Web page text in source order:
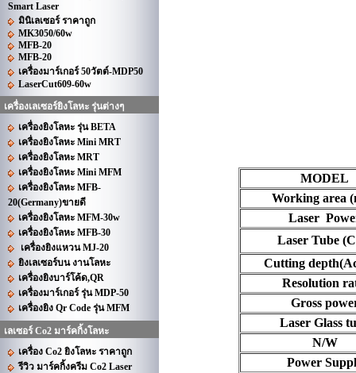
Smart Laser
มินิเลเซอร์ ราคาถูก
MK3050/60w
MFB-20
MFB-20
เครื่องมาร์เกอร์ 50วัตต์-MDP50
LaserCut609-60w
เครื่องเลเซอร์ยิงโลหะ รุ่นต่างๆ
เครื่องยิงโลหะ รุ่น BETA
เครื่องยิงโลหะ Mini MRT
เครื่องยิงโลหะ MRT
เครื่องยิงโลหะ Mini MFM
เครื่องยิงโลหะ MFB-
20(Germany)ขายดี
เครื่องยิงโลหะ MFM-30w
เครื่องยิงโลหะ MFB-30
เครื่องยิงแหวน MJ-20
ยิงเลเซอร์บน งานโลหะ
เครื่องยิงบาร์โค้ด,QR
เครื่องมาร์เกอร์ รุ่น MDP-50
เครื่องยิง Qr Code รุ่น MFM
เลเซอร์ Co2 มาร์คกิ้งโลหะ
เครื่อง Co2 ยิงโลหะ ราคาถูก
รีวิว มาร์คกิ้งครีม Co2 Laser
MODEL
Working area
Laser
Laser Tube
Cutting
Resolution
Gross
Laser Glass
N/W
Power